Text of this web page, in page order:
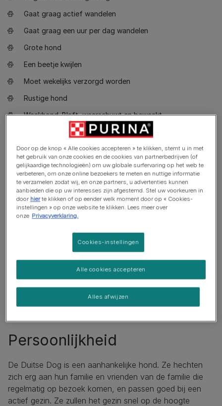
Gaat graag actief wandelen
Gaat graag een uur per dag wandelen
Grote hond
Een beetje kwijlen
Moet wekelijks verzorgd worden
Rustige hond
Waakhond. Blaft, waarschuwt en bewaakt
Heeft misschien wat training nodig om met andere dieren
Persoonlijkheid
De Duitse Dog is een aanhankelijke hond. Ze hechten
zich erg aan hun familie en vrienden van de familie die
regelmatig op bezoek komen, en passen goed bij een
actief gezin. Ze zullen het gezin snel op de hoogte
Door op de knop « Alle cookies accepteren » te klikken, stemt u in met
het gebruik van onze cookies en de cookies van partnerbedrijven (of
gelijkaardige technologieën) om uw globale surfervaring op het web te
verbeteren, om onze online bezoekers te meten en nuttige informatie
te verzamelen zodat wij, en onze partners, u advertenties kunnen
aanbieden die op uw interesses zijn afgestemd. Stel uw voorkeuren in
door hierte klikken of op eender welk moment door op « Cookies-
instellingen » op onze website te klikken. Lees meer over
onze Privacyverklaring.
Cookies-instellingen
Alles afwijzen
Alle cookies accepteren